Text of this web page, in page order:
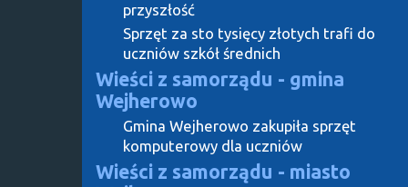
przyszłość
Sprzęt za sto tysięcy złotych trafi do
uczniów szkół średnich
Wieści z samorządu - gmina
Wejherowo
Gmina Wejherowo zakupiła sprzęt
komputerowy dla uczniów
Wieści z samorządu - miasto